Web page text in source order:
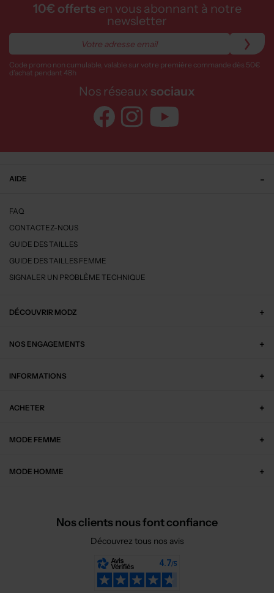
10€ offerts en vous abonnant à notre
newsletter
Code promo non cumulable, valable sur votre première commande dès 50€
d’achat pendant 48h
Nos réseaux sociaux
AIDE
FAQ
CONTACTEZ-NOUS
GUIDE DES TAILLES
GUIDE DES TAILLES FEMME
SIGNALER UN PROBLÈME TECHNIQUE
DÉCOUVRIR MODZ
NOS ENGAGEMENTS
INFORMATIONS
ACHETER
MODE FEMME
MODE HOMME
Nos clients nous font confiance
Découvrez tous nos avis